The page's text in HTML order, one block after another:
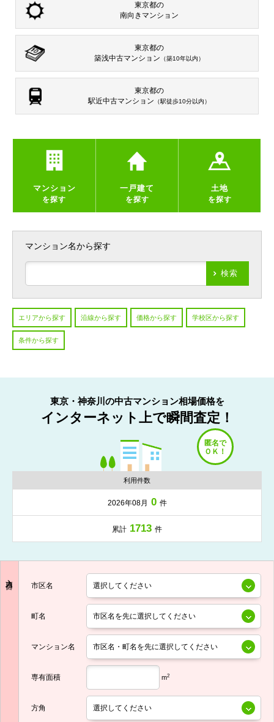
東京都の
南向き マンション
東京都の
築浅中古マンション （築10年以内）
東京都の
駅近中古マンション （駅徒歩10分以内）
マンション
を探す
一戸建て
を探す
土地
を探す
マンション名から探す
検索
エリアから探す 沿線から探す 価格から探す 学校区から探す
条件から探す
東京・神奈川の中古マンション相場価格を
インターネット上で瞬間査定！
利用件数
2026年08月 0 件
累計 1713 件
市区名
町名
マンション名
専有面積 m2
方角